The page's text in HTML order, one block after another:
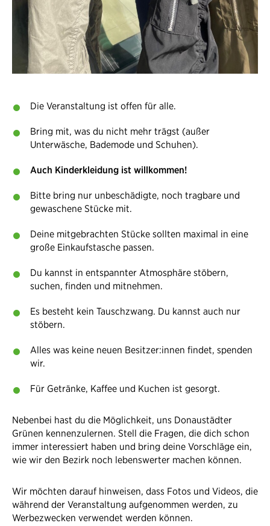
Die Veranstaltung ist offen für alle.
Bring mit, was du nicht mehr trägst (außer
Unterwäsche, Bademode und Schuhen).
Auch Kinderkleidung ist willkommen!
Bitte bring nur unbeschädigte, noch tragbare und
gewaschene Stücke mit.
Deine mitgebrachten Stücke sollten maximal in eine
große Einkaufstasche passen.
Du kannst in entspannter Atmosphäre stöbern,
suchen, finden und mitnehmen.
Es besteht kein Tauschzwang. Du kannst auch nur
stöbern.
Alles was keine neuen Besitzer:innen findet, spenden
wir.
Für Getränke, Kaffee und Kuchen ist gesorgt.
Nebenbei hast du die Möglichkeit, uns Donaustädter
Grünen kennenzulernen. Stell die Fragen, die dich schon
immer interessiert haben und bring deine Vorschläge ein,
wie wir den Bezirk noch lebenswerter machen können.
Wir möchten darauf hinweisen, dass Fotos und Videos, die
während der Veranstaltung aufgenommen werden, zu
Werbezwecken verwendet werden können.